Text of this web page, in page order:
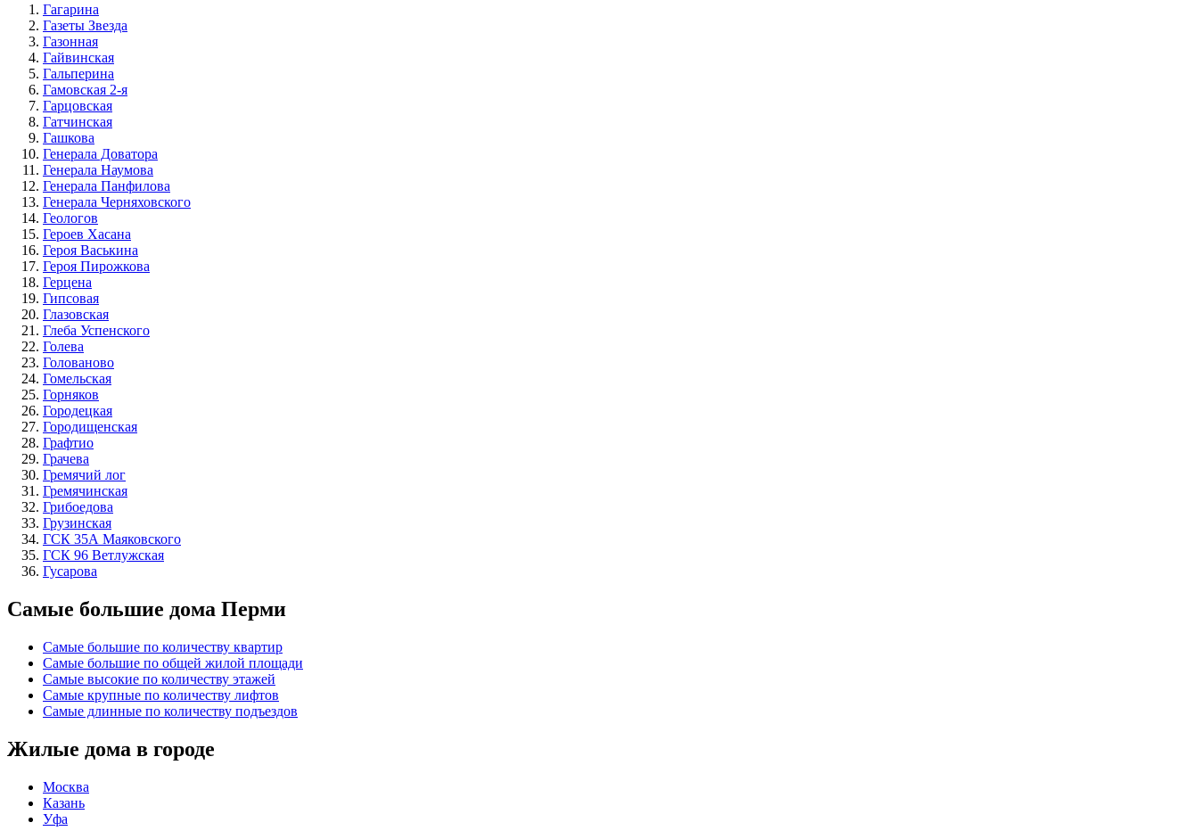
Гагарина
Газеты Звезда
Газонная
Гайвинская
Гальперина
Гамовская 2-я
Гарцовская
Гатчинская
Гашкова
Генерала Доватора
Генерала Наумова
Генерала Панфилова
Генерала Черняховского
Геологов
Героев Хасана
Героя Васькина
Героя Пирожкова
Герцена
Гипсовая
Глазовская
Глеба Успенского
Голева
Голованово
Гомельская
Горняков
Городецкая
Городищенская
Графтио
Грачева
Гремячий лог
Гремячинская
Грибоедова
Грузинская
ГСК 35А Маяковского
ГСК 96 Ветлужская
Гусарова
Самые большие дома Перми
Самые большие по количеству квартир
Самые большие по общей жилой площади
Самые высокие по количеству этажей
Самые крупные по количеству лифтов
Самые длинные по количеству подъездов
Жилые дома в городе
Москва
Казань
Уфа